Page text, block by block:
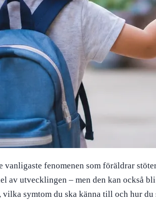
vanligaste fenomenen som föräldrar
av utvecklingen – men den kan också
symtom du ska känna till och hur du